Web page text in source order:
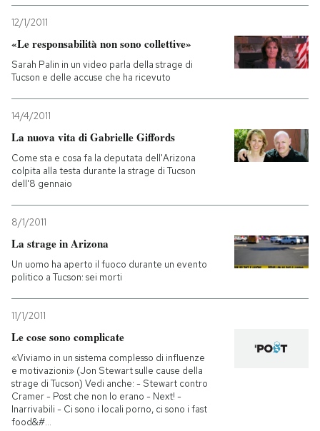
12/1/2011
«Le responsabilità non sono collettive»
Sarah Palin in un video parla della strage di
Tucson e delle accuse che ha ricevuto
14/4/2011
La nuova vita di Gabrielle Giffords
Come sta e cosa fa la deputata dell'Arizona
colpita alla testa durante la strage di Tucson
dell'8 gennaio
8/1/2011
La strage in Arizona
Un uomo ha aperto il fuoco durante un evento
politico a Tucson: sei morti
11/1/2011
Le cose sono complicate
«Viviamo in un sistema complesso di influenze
e motivazioni» (Jon Stewart sulle cause della
strage di Tucson) Vedi anche: - Stewart contro
Cramer - Post che non lo erano - Next! -
Inarrivabili - Ci sono i locali porno, ci sono i fast
food&#...